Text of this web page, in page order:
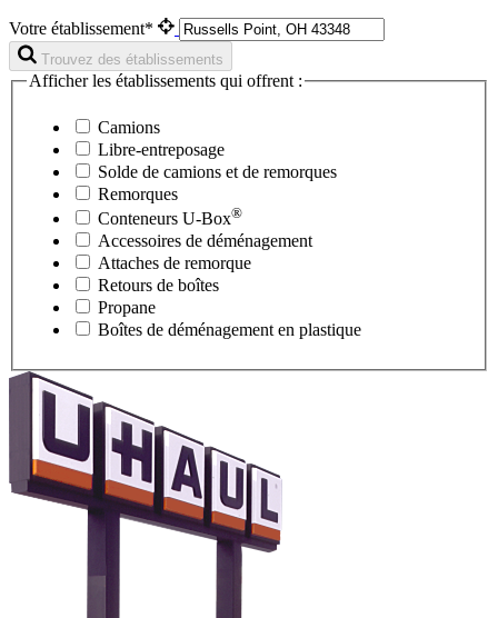
Votre établissement*
Trouvez des établissements
Afficher les établissements qui offrent :
Camions
Libre-entreposage
Solde de camions et de remorques
Remorques
Conteneurs U-Box®
Accessoires de déménagement
Attaches de remorque
Retours de boîtes
Propane
Boîtes de déménagement en plastique